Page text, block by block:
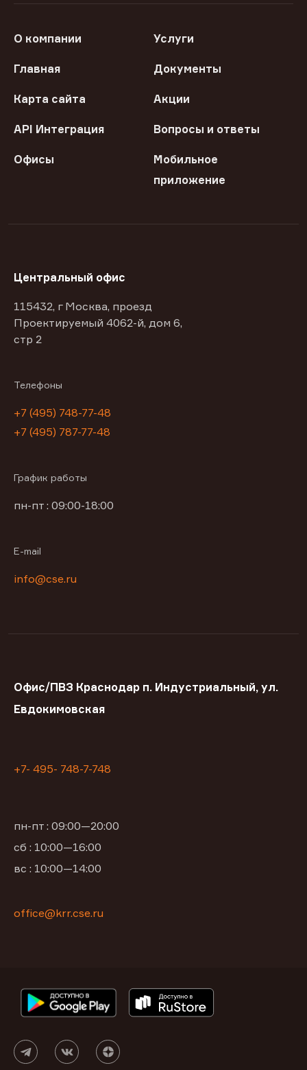
О компании Услуги
Главная Документы
Карта сайта Акции
API Интеграция Вопросы и ответы
Офисы
Мобильное
приложение
Центральный офис
115432, г Москва, проезд
Проектируемый 4062-й, дом 6,
стр 2
Телефоны
+7 (495) 748-77-48
+7 (495) 787-77-48
График работы
пн-пт : 09:00-18:00
E-mail
info@cse.ru
Офис/ПВЗ Краснодар п. Индустриальный, ул.
Евдокимовская
+7- 495- 748-7-748
пн-пт : 09:00—20:00
сб : 10:00—16:00
вс : 10:00—14:00
office@krr.cse.ru